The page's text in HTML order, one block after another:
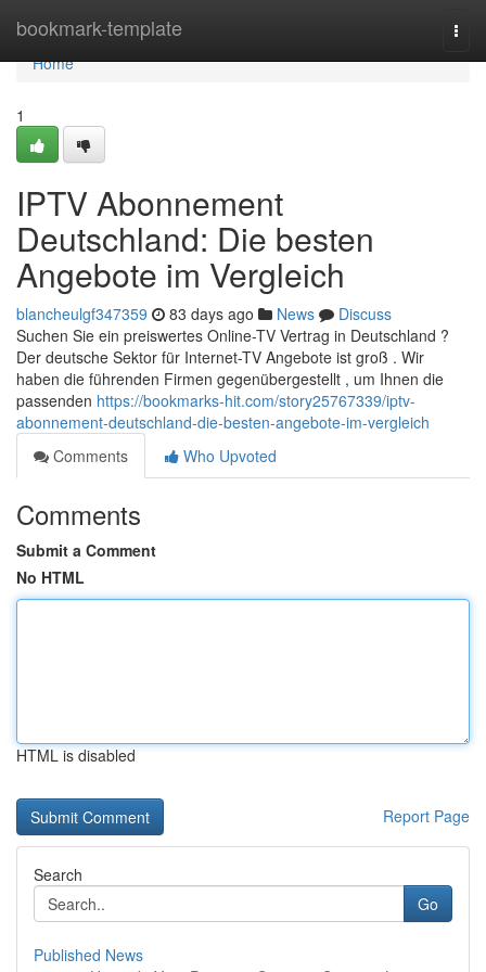
bookmark-template
Home
Home
1
IPTV Abonnement
Deutschland: Die besten
Angebote im Vergleich
blancheulgf347359 83 days ago News
Discuss
Suchen Sie ein preiswertes Online-TV Vertrag in Deutschland ?
Der deutsche Sektor für Internet-TV Angebote ist groß . Wir
haben die führenden Firmen gegenübergestellt , um Ihnen die
passenden https://bookmarks-hit.com/story25767339/iptv-
abonnement-deutschland-die-besten-angebote-im-vergleich
Comments
Who Upvoted
Comments
Submit a Comment
No HTML
HTML is disabled
Report Page
Search
Go
Published News